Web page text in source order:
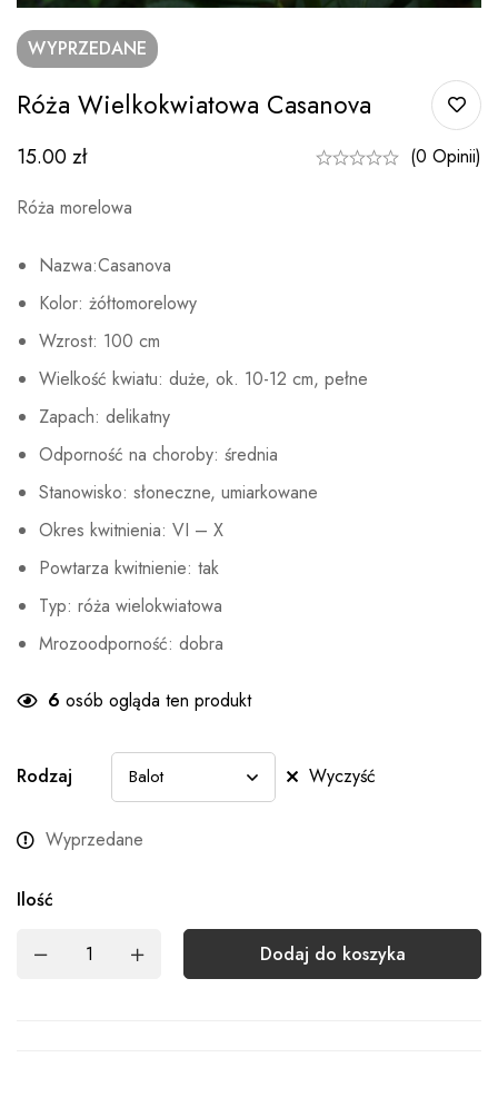
WYPRZEDANE
Róża Wielkokwiatowa Casanova
15.00zł
(0 Opinii)
Róża morelowa
Nazwa:Casanova
Kolor: żółtomorelowy
Wzrost: 100 cm
Wielkość kwiatu: duże, ok. 10-12 cm, pełne
Zapach: delikatny
Odporność na choroby: średnia
Stanowisko: słoneczne, umiarkowane
Okres kwitnienia: VI – X
Powtarza kwitnienie: tak
Typ: róża wielokwiatowa
Mrozoodporność: dobra
6 osób ogląda ten produkt
Rodzaj Wyczyść
Wyprzedane
Ilość
Dodaj do koszyka